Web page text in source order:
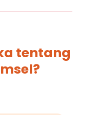
tentang